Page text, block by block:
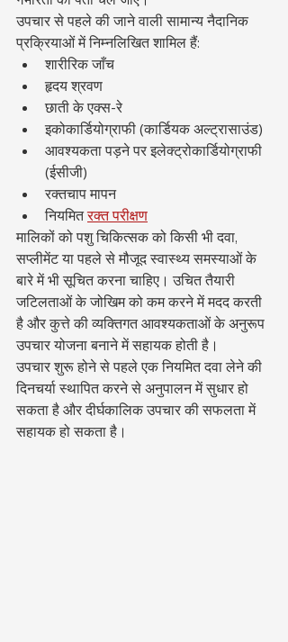
उपचार से पहले की जाने वाली सामान्य नैदानिक
प्रक्रियाओं में निम्नलिखित शामिल हैं:
शारीरिक जाँच
हृदय श्रवण
छाती के एक्स-रे
इकोकार्डियोग्राफी (कार्डियक अल्ट्रासाउंड)
आवश्यकता पड़ने पर इलेक्ट्रोकार्डियोग्राफी
(ईसीजी)
रक्तचाप मापन
नियमित रक्त परीक्षण
मालिकों को पशु चिकित्सक को किसी भी दवा,
सप्लीमेंट या पहले से मौजूद स्वास्थ्य समस्याओं के
बारे में भी सूचित करना चाहिए। उचित तैयारी
जटिलताओं के जोखिम को कम करने में मदद करती
है और कुत्ते की व्यक्तिगत आवश्यकताओं के अनुरूप
उपचार योजना बनाने में सहायक होती है।
उपचार शुरू होने से पहले एक नियमित दवा लेने की
दिनचर्या स्थापित करने से अनुपालन में सुधार हो
सकता है और दीर्घकालिक उपचार की सफलता में
सहायक हो सकता है।